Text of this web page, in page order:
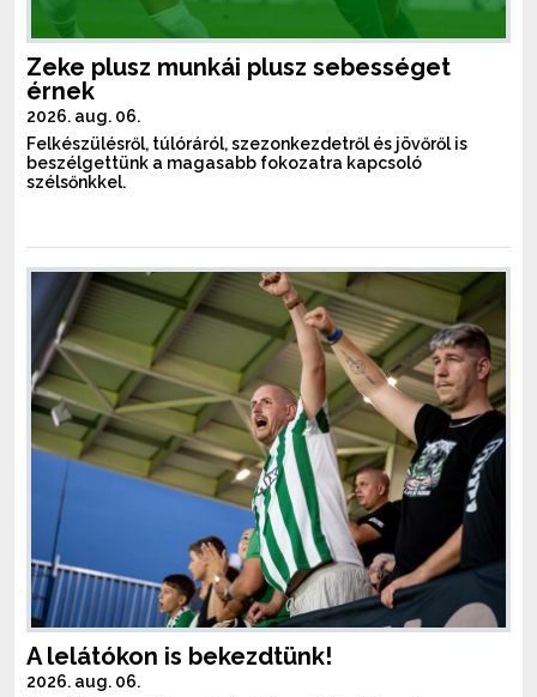
Zeke plusz munkái plusz sebességet
érnek
2026. aug. 06.
Felkészülésről, túlóráról, szezonkezdetről és jövőről is
beszélgettünk a magasabb fokozatra kapcsoló
szélsőnkkel.
A lelátókon is bekezdtünk!
2026. aug. 06.